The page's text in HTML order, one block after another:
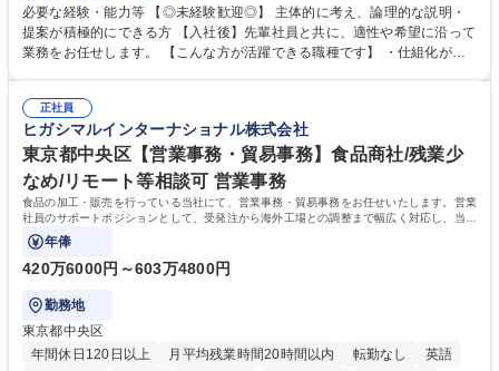
や成長に貢献している部署です。 会社の全メンバーが安心して長く成果を
発揮できる環境を整えるために、毎日のメンテナンスや維持管理に加え、
新たな施策検討を積極的に行っていただき、会社全体を巻き込み課題解決
幅広い業務の体得が可能で、多様なキャリアパスを描くことも可能です。
募集職種 【総務】未経験歓迎◎/リモート可/世界で唯一の事業/福利厚生◎/
再雇用有
必要な経験・能力等 【◎未経験歓迎◎】 主体的に考え、論理的な説明・
提案が積極的にできる方 【入社後】先輩社員と共に、適性や希望に沿って
業務をお任せします。 【こんな方が活躍できる職種です】 ・仕組化が好
対処できる・新しいことに興味関心がある 【魅力】■自己啓発支援：資格
取得や通信教育など費用の80%（年間25万円まで）を補助 ■住宅手当：家
賃の50%（月額7万円まで）を補助 学歴・資格 学歴：大学院 大学 語学
力： 資格：
正社員
ヒガシマルインターナショナル株式会社
東京都中央区【営業事務・貿易事務】食品商社/残業少
なめ/リモート等相談可 営業事務
食品の加工・販売を行っている当社にて、営業事務・貿易事務をお任せいたします。営業
社員のサポートポジションとして、受発注から海外工場との調整まで幅広く対応し、当社
事業の根幹を支えていただきます。
年俸
420万6000円～603万4800円
勤務地
東京都中央区
年間休日120日以上
月平均残業時間20時間以内 転勤なし
英語